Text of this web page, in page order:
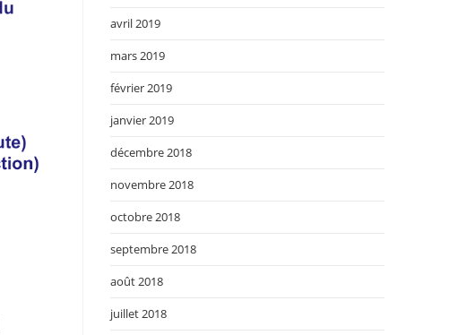
avril 2019
mars 2019
février 2019
janvier 2019
décembre 2018
novembre 2018
octobre 2018
septembre 2018
août 2018
juillet 2018